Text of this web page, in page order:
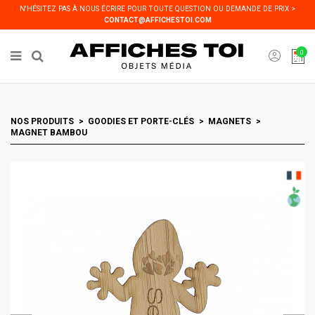
N'HÉSITEZ PAS À NOUS ÉCRIRE POUR TOUTE QUESTION OU DEMANDE DE PRIX >
CONTACT@AFFICHESTOI.COM
0
NOS PRODUITS GOODIES ET PORTE-CLÉS
MAGNETS
MAGNET BAMBOU
Panneau de gestion des cookies